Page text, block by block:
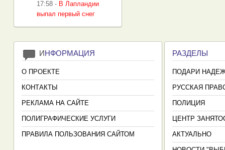
17:58 - В Лапландии
выпал первый снег
ИНФОРМАЦИЯ
О ПРОЕКТЕ
КОНТАКТЫ
РЕКЛАМА НА САЙТЕ
ПОЛИГРАФИЧЕСКИЕ УСЛУГИ
ПРАВИЛА ПОЛЬЗОВАНИЯ САЙТОМ
РАЗДЕЛЫ
ПОДАРИ
РУССКАЯ
ПОЛИЦИЯ
ЦЕНТР
АКТУАЛЬНО